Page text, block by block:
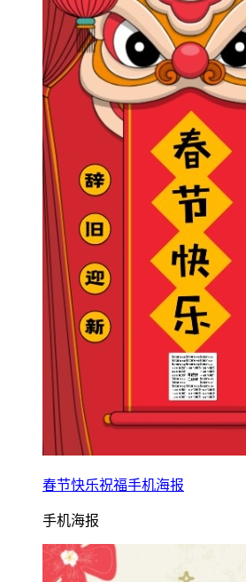
春节快乐祝福手机海报
手机海报